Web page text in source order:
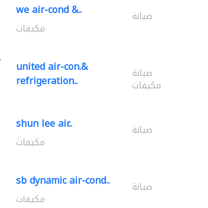
we air-cond &.. صيانة
مكيفات
united air-con.&
refrigeration.. صيانة
مكيفات
shun lee air.. صيانة
مكيفات
sb dynamic air-cond.. صيانة
مكيفات